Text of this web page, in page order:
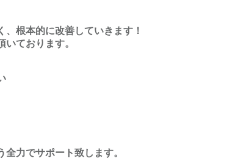
根本的に改善していきます！
ております。
力でサポート致します。